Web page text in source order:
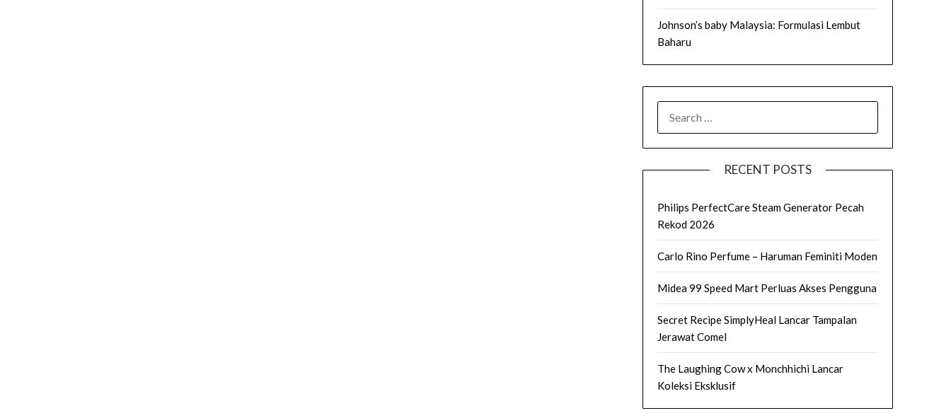
Johnson’s baby Malaysia: Formulasi Lembut
Baharu
FOR:
RECENT POSTS
Philips PerfectCare Steam Generator Pecah
Rekod 2026
Carlo Rino Perfume – Haruman Feminiti Moden
Midea 99 Speed Mart Perluas Akses Pengguna
Secret Recipe SimplyHeal Lancar Tampalan
Jerawat Comel
The Laughing Cow x Monchhichi Lancar
Koleksi Eksklusif